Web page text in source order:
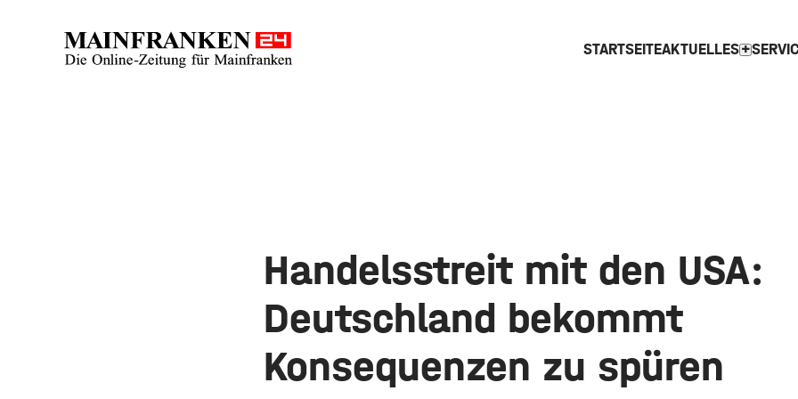
STARTSEITEAKTUELLESexpand_more
Handelsstreit mit den USA:
Deutschland bekommt
Konsequenzen zu spüren